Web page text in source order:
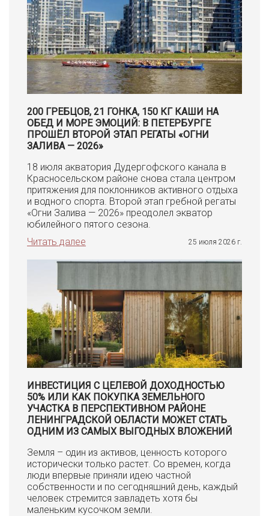
200 ГРЕБЦОВ, 21 ГОНКА, 150 КГ КАШИ НА
ОБЕД И МОРЕ ЭМОЦИЙ: В ПЕТЕРБУРГЕ
ПРОШЁЛ ВТОРОЙ ЭТАП РЕГАТЫ «ОГНИ
ЗАЛИВА — 2026»
18 июля акватория Дудергофского канала в
Красносельском районе снова стала центром
притяжения для поклонников активного отдыха
и водного спорта. Второй этап гребной регаты
«Огни Залива — 2026» преодолел экватор
юбилейного пятого сезона.
Читать далее
25 июля 2026 г.
ИНВЕСТИЦИЯ С ЦЕЛЕВОЙ ДОХОДНОСТЬЮ
50% ИЛИ КАК ПОКУПКА ЗЕМЕЛЬНОГО
УЧАСТКА В ПЕРСПЕКТИВНОМ РАЙОНЕ
ЛЕНИНГРАДСКОЙ ОБЛАСТИ МОЖЕТ СТАТЬ
ОДНИМ ИЗ САМЫХ ВЫГОДНЫХ ВЛОЖЕНИЙ
Земля – один из активов, ценность которого
исторически только растет. Со времен, когда
люди впервые приняли идею частной
собственности и по сегодняшний день, каждый
человек стремится завладеть хотя бы
маленьким кусочком земли.